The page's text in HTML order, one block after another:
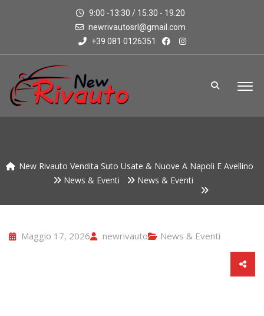
9:00 -13:30 / 15.30 - 19.20
newrivautosrl@gmail.com
+39 081 0126351
New Rivauto Vendita Suto Usate & Nuove A Napoli E Avellino
News & Eventi
News & Eventi
Maggio 17, 2026 newrivauto News & Eventi